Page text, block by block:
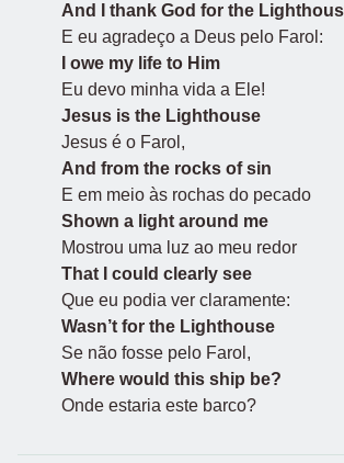
And I thank God for the
E eu agradeço a Deus pelo Farol:
I owe my life to Him
Eu devo minha vida a Ele!
Jesus is the Lighthouse
Jesus é o Farol,
And from the rocks of sin
E em meio às rochas do pecado
Shown a light around me
Mostrou uma luz ao meu redor
That I could clearly see
Que eu podia ver claramente:
Wasn’t for the Lighthouse
Se não fosse pelo Farol,
Where would this ship be?
Onde estaria este barco?